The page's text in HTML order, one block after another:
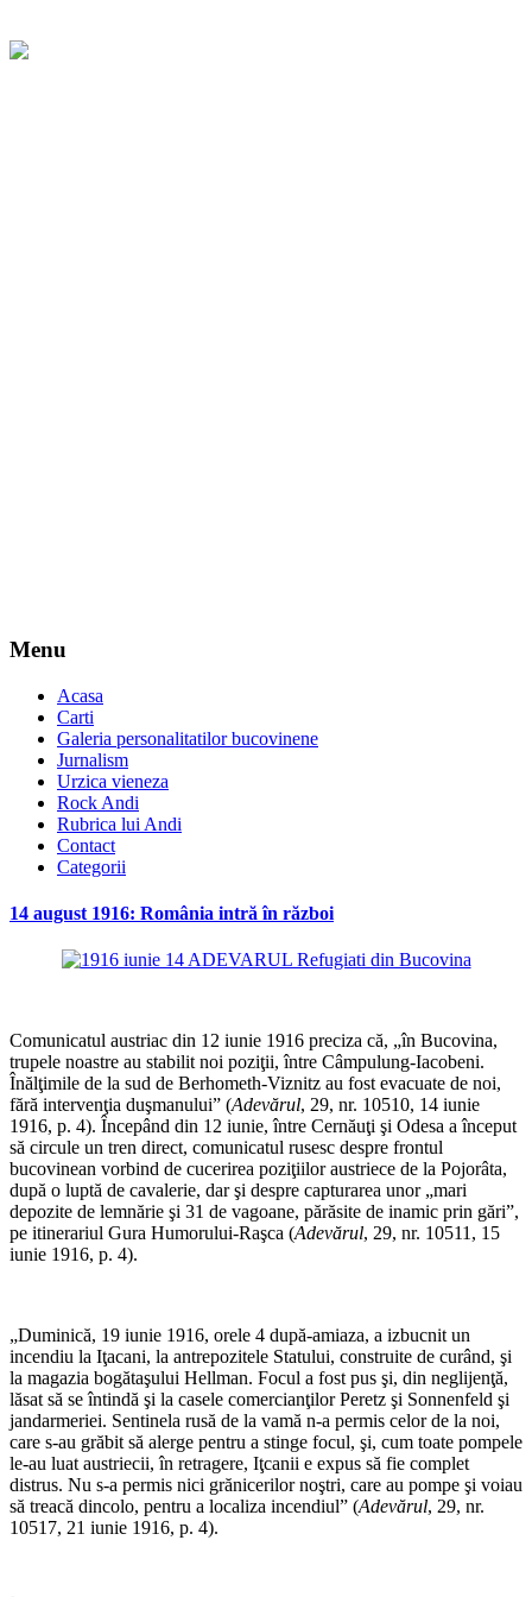
Menu
Acasa
Carti
Galeria personalitatilor bucovinene
Jurnalism
Urzica vieneza
Rock Andi
Rubrica lui Andi
Contact
Categorii
14 august 1916: România intră în război
Comunicatul austriac din 12 iunie 1916 preciza că, „în Bucovina,
trupele noastre au stabilit noi poziţii, între Câmpulung-Iacobeni.
Înălţimile de la sud de Berhometh-Viznitz au fost evacuate de noi,
fără intervenţia duşmanului” (Adevărul, 29, nr. 10510, 14 iunie
1916, p. 4). Începând din 12 iunie, între Cernăuţi şi Odesa a început
să circule un tren direct, comunicatul rusesc despre frontul
bucovinean vorbind de cucerirea poziţiilor austriece de la Pojorâta,
după o luptă de cavalerie, dar şi despre capturarea unor „mari
depozite de lemnărie şi 31 de vagoane, părăsite de inamic prin gări”,
pe itinerariul Gura Humorului-Raşca (Adevărul, 29, nr. 10511, 15
iunie 1916, p. 4).
„Duminică, 19 iunie 1916, orele 4 după-amiaza, a izbucnit un
incendiu la Iţacani, la antrepozitele Statului, construite de curând, şi
la magazia bogătaşului Hellman. Focul a fost pus şi, din neglijenţă,
lăsat să se întindă şi la casele comercianţilor Peretz şi Sonnenfeld şi
jandarmeriei. Sentinela rusă de la vamă n-a permis celor de la noi,
care s-au grăbit să alerge pentru a stinge focul, şi, cum toate pompele
le-au luat austriecii, în retragere, Iţcanii e expus să fie complet
distrus. Nu s-a permis nici grănicerilor noştri, care au pompe şi voiau
să treacă dincolo, pentru a localiza incendiul” (Adevărul, 29, nr.
10517, 21 iunie 1916, p. 4).